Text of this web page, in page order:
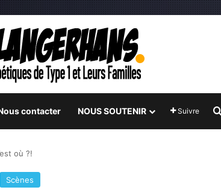
contacter NOUS SOUTENIR Suivre
où ?!
Scènes